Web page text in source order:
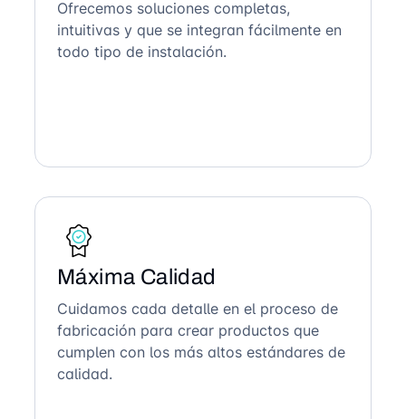
Ofrecemos soluciones completas,
intuitivas y que se integran fácilmente en
todo tipo de instalación.
Máxima Calidad
Cuidamos cada detalle en el proceso de
fabricación para crear productos que
cumplen con los más altos estándares de
calidad.